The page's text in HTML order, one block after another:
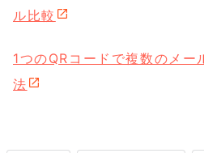
ル比較
1つのQRコードで複数のメー
法